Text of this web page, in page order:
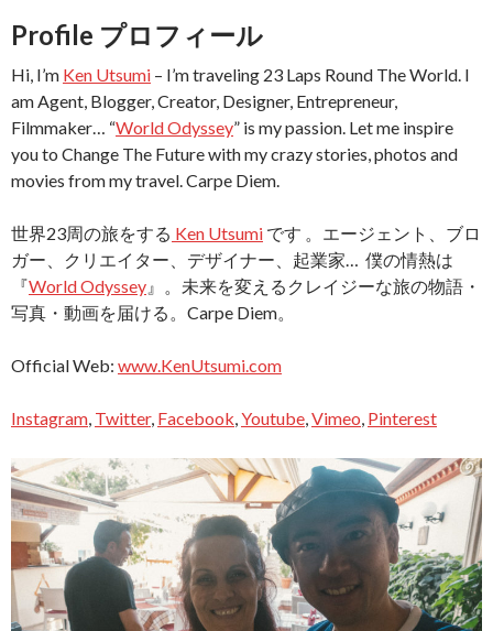
Profile プロフィール
Hi, I’m Ken Utsumi – I’m traveling 23 Laps Round The World. I
am Agent, Blogger, Creator, Designer, Entrepreneur,
Filmmaker… “World Odyssey” is my passion. Let me inspire
you to Change The Future with my crazy stories, photos and
movies from my travel. Carpe Diem.
世界23周の旅をする Ken Utsumi です 。エージェント、ブロ
ガー、クリエイター、デザイナー、起業家… 僕の情熱は
『World Odyssey 』。未来を変えるクレイジーな旅の物語・
写真・動画を届ける。Carpe Diem。
Official Web: www.KenUtsumi.com
Instagram Twitter, Facebook Youtube Vimeo Pinterest